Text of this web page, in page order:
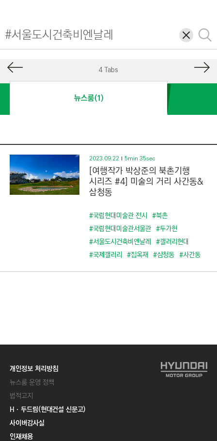
N
E
I
N
O
N
S
T
R
삭
제
검
색
4 Tabs
뉴스룸(1)
2023.09.22 5min 35sec
[여행작가 박상준의 북촌기행
시리즈 #4] 미술의 거리 사간동&
삼청동
#국립현대미술관 전시 #북촌
#국립현대미술관서울관 #두가헌
#서울도시건축비엔날레 #갤러리현대
#국제갤러리 #집옥재 #삼청동 #사간동
개인정보 처리방침
뉴스룸 운영 정책
법적고지
Hㆍ두드림(현대건설 신문고)
사이버감사실
인재채용